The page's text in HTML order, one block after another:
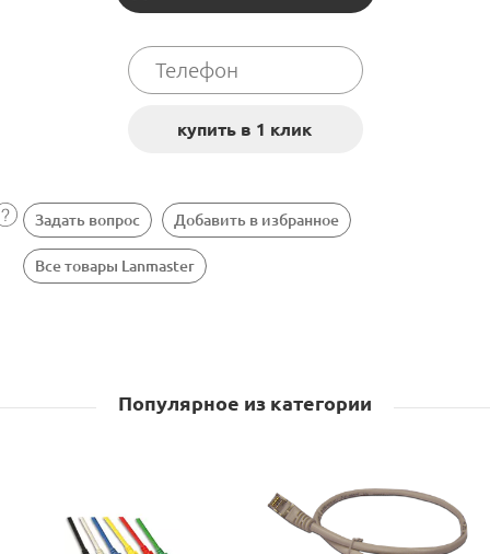
Задать вопрос Добавить в избранное
Все товары Lanmaster
Популярное из категории